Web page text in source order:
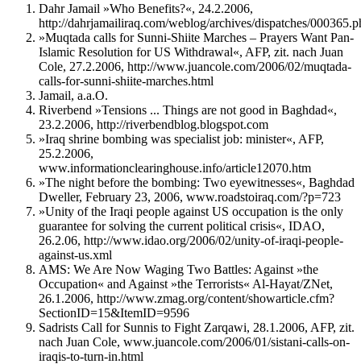
Dahr Jamail »Who Benefits?«, 24.2.2006,
http://dahrjamailiraq.com/weblog/archives/dispatches/
»Muqtada calls for Sunni-Shiite Marches – Prayers Want Pan-
Islamic Resolution for US Withdrawal«, AFP, zit. nach Juan
Cole, 27.2.2006, http://www.juancole.com/2006/02/muqtada-
calls-for-sunni-shiite-marches.html
Jamail, a.a.O.
Riverbend »Tensions ... Things are not good in Baghdad«,
23.2.2006, http://riverbendblog.blogspot.com
»Iraq shrine bombing was specialist job: minister«, AFP,
25.2.2006,
www.informationclearinghouse.info/article12070.htm
»The night before the bombing: Two eyewitnesses«, Baghdad
Dweller, February 23, 2006, www.roadstoiraq.com/?p=723
»Unity of the Iraqi people against US occupation is the only
guarantee for solving the current political crisis«, IDAO,
26.2.06, http://www.idao.org/2006/02/unity-of-iraqi-people-
against-us.xml
AMS: We Are Now Waging Two Battles: Against »the
Occupation« and Against »the Terrorists« Al-Hayat/ZNet,
26.1.2006, http://www.zmag.org/content/showarticle.cfm?
SectionID=15&ItemID=9596
Sadrists Call for Sunnis to Fight Zarqawi, 28.1.2006, AFP, zit.
nach Juan Cole, www.juancole.com/2006/01/sistani-calls-on-
iraqis-to-turn-in.html